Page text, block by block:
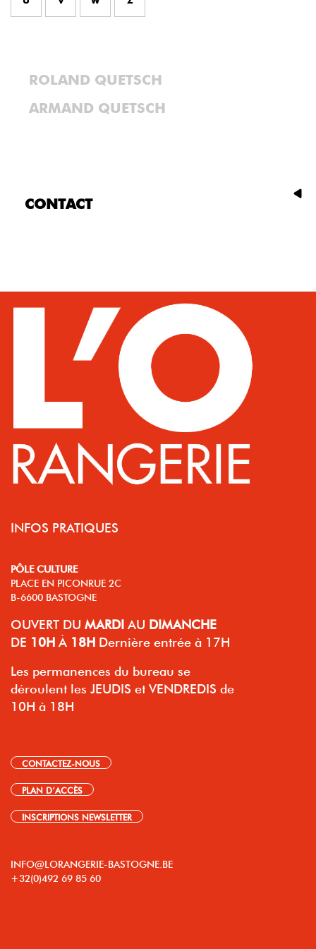
ROLAND QUETSCH
ARMAND QUETSCH
CONTACT
INFOS PRATIQUES
PÔLE CULTURE
PLACE EN PICONRUE 2C
B-6600 BASTOGNE
OUVERT DU MARDI AU DIMANCHE
DE 10H À 18H Dernière entrée à 17H
Les permanences du bureau se
déroulent les JEUDIS et VENDREDIS de
10H à 18H
CONTACTEZ-NOUS
PLAN D’ACCÈS
INSCRIPTIONS NEWSLETTER
INFO@LORANGERIE-BASTOGNE.BE
+32(0)492 69 85 60